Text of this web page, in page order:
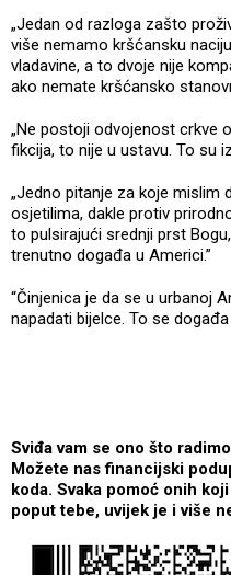
„Jedan od razloga zašto
više nemamo kršćansku
vladavine, a to dvoje nije
ako nemate kršćansko
„Ne postoji odvojenost crkve
fikcija, to nije u ustavu. To su
„Jedno pitanje za koje mislim
osjetilima, dakle protiv
to pulsirajući srednji prst
trenutno događa u Americi.”
“Činjenica je da se u urbanoj
napadati bijelce. To se događa
Sviđa vam se ono što
Možete nas financijski
koda. Svaka pomoć onih
poput tebe, uvijek je i više